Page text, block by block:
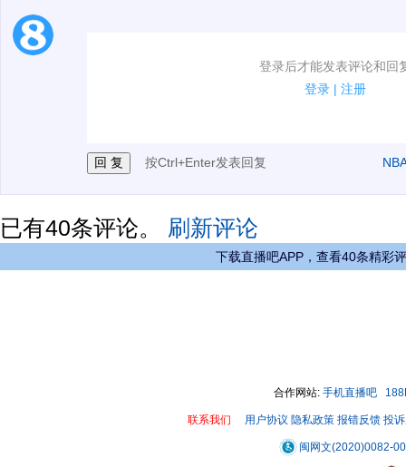
登录后才能发表评论和回
登录 | 注册
1.电脑端新用户可以发表评论了！
按Ctrl+Enter发表回复
已有40条评论。 刷新评论
下载直播吧APP，查看40条精彩
合作网站: 手机直播吧
联系我们 用户协议 隐私政策 报错反馈 投
闽网文(2020)0082-